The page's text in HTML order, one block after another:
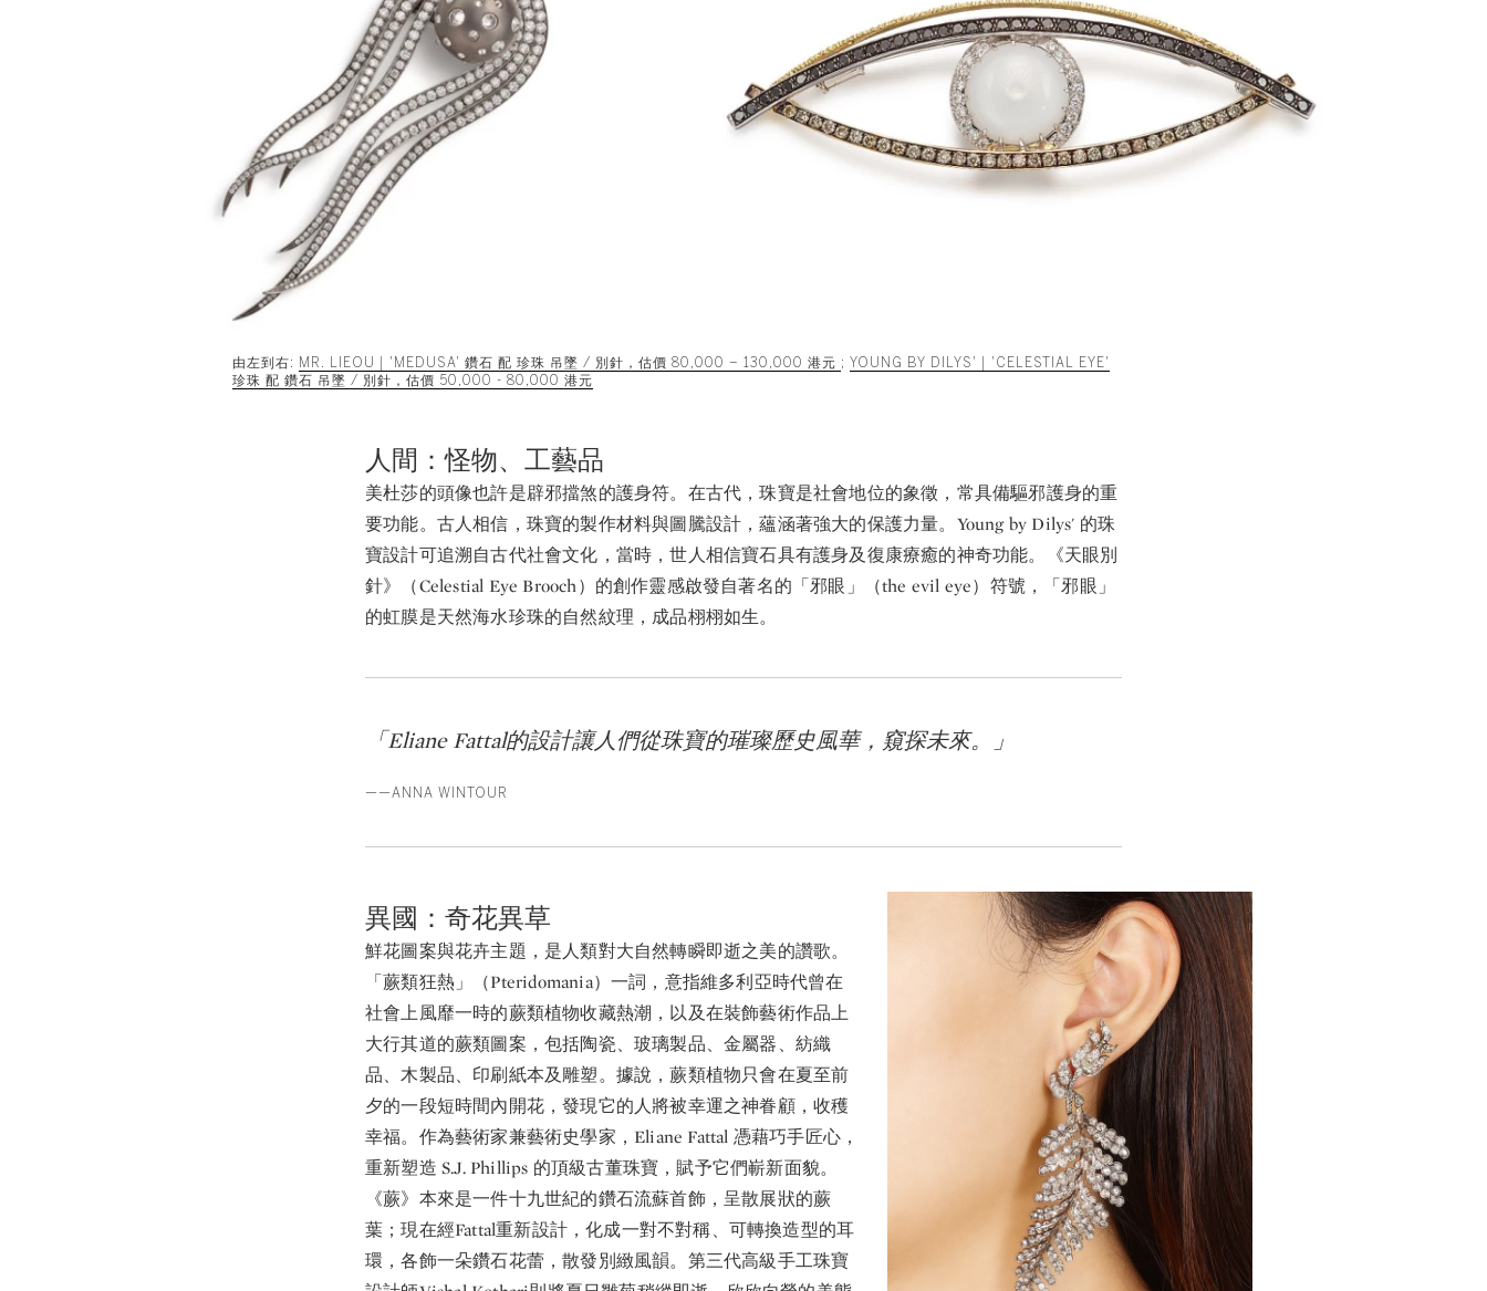
由左到右: MR. LIEOU | 'MEDUSA' 鑽石 配 珍珠 吊墜 / 別針，估價 80,000 – 130,000 港元 ; YOUNG BY DILYS' | 'CELESTIAL EYE'
珍珠 配 鑽石 吊墜 / 別針，估價 50,000 - 80,000 港元
人間：怪物、工藝品
美杜莎的頭像也許是辟邪擋煞的護身符。在古代，珠寶是社會地位的象徵，常具備驅邪護身的重
要功能。古人相信，珠寶的製作材料與圖騰設計，蘊涵著強大的保護力量。Young by Dilys' 的珠
寶設計可追溯自古代社會文化，當時，世人相信寶石具有護身及復康療癒的神奇功能。《天眼別
針》（Celestial Eye Brooch）的創作靈感啟發自著名的「邪眼」（the evil eye）符號，「邪眼」
的虹膜是天然海水珍珠的自然紋理，成品栩栩如生。
「Eliane Fattal的設計讓人們從珠寶的璀璨歷史風華，窺探未來。」
——ANNA WINTOUR
異國：奇花異草
鮮花圖案與花卉主題，是人類對大自然轉瞬即逝之美的讚歌。
「蕨類狂熱」（Pteridomania）一詞，意指維多利亞時代曾在
社會上風靡一時的蕨類植物收藏熱潮，以及在裝飾藝術作品上
大行其道的蕨類圖案，包括陶瓷、玻璃製品、金屬器、紡織
品、木製品、印刷紙本及雕塑。據說，蕨類植物只會在夏至前
夕的一段短時間內開花，發現它的人將被幸運之神眷顧，收穫
幸福。作為藝術家兼藝術史學家，Eliane Fattal 憑藉巧手匠心，
重新塑造 S.J. Phillips 的頂級古董珠寶，賦予它們嶄新面貌。
《蕨》本來是一件十九世紀的鑽石流蘇首飾，呈散展狀的蕨
葉；現在經Fattal重新設計，化成一對不對稱、可轉換造型的耳
環，各飾一朵鑽石花蕾，散發別緻風韻。第三代高級手工珠寶